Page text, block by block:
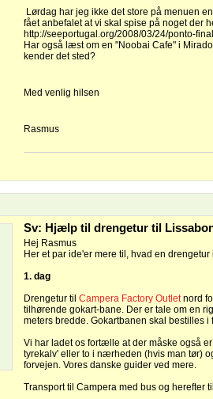
Lørdag har jeg ikke det store på menuen
fået anbefalet at vi skal spise på noget der
http://seeportugal.org/2008/03/24/ponto-
Har også læst om en "Noobai Cafe" i
kender det sted?
Med venlig hilsen
Rasmus
Sv: Hjælp til drengetur til
Hej Rasmus
Her et par ide'er mere til, hvad en
1. dag
Drengetur til Campera Factory Outletnord
tilhørende gokart-bane. Der er tale om en
meters bredde. Gokartbanen skal bestilles i
Vi har ladet os fortælle at der måske også
tyrekalv' eller to i nærheden (hvis man tør)
forvejen. Vores danske guider ved mere.
Transport til Campera med bus og herefter